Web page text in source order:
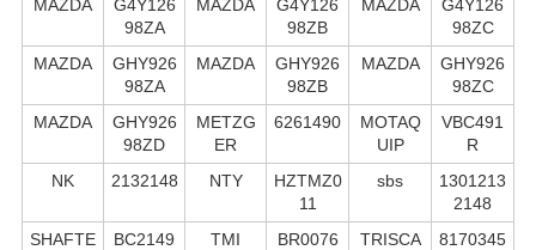
MAZDA
G4Y126
98ZA
MAZDA
G4Y126
98ZB
MAZDA
G4Y126
98ZC
MAZDA
GHY926
98ZA
MAZDA
GHY926
98ZB
MAZDA
GHY926
98ZC
MAZDA
GHY926
98ZD
METZG
ER
6261490
MOTAQ
UIP
VBC491
R
NK
2132148 NTY
HZTMZ0
11
sbs
1301213
2148
SHAFTE
BC2149
TMI
BR0076
TRISCA
8170345